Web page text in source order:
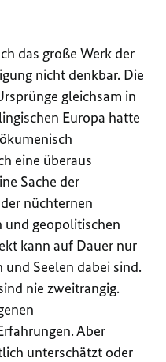
das große Werk der
nicht denkbar. Die
gleichsam in
Europa hatte
eine überaus
Sache der
nüchternen
und geopolitischen
kann auf Dauer nur
Seelen dabei sind.
nie zweitrangig.
Aber
unterschätzt oder